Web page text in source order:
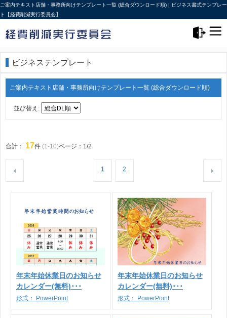
ご案内テキスト店舗・事務所向けテンプレート一覧 (総合ダウンロード順) | ビジネス書式テンプレー
ト【経費削減実行委員会】
ビジネステンプレート
ご案内テキスト店舗・事務所向けテンプレート一覧 (総合ダウンロード順)
並び替え:
合計： 17件 (1-10)ページ：1/2
1 2
年末年始休業日のお知らせ
カレンダー(無料)･･･
形式： PowerPoint
年末年始休業日のお知らせ
カレンダー(無料)･･･
形式： PowerPoint